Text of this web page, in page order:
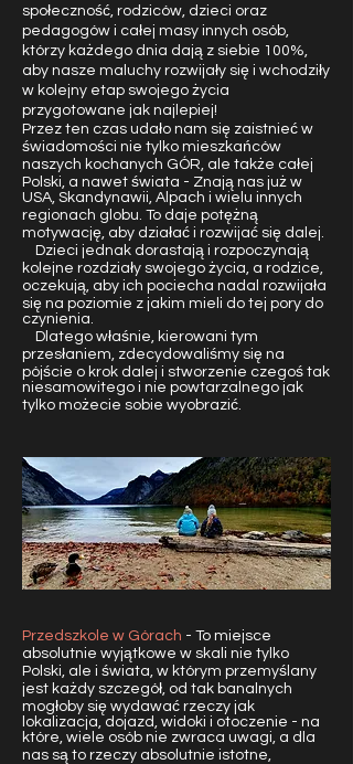
społeczność, rodziców, dzieci oraz
pedagogów i całej masy innych osób,
którzy każdego dnia dają z siebie 100%,
aby nasze maluchy rozwijały się i wchodziły
w kolejny etap swojego życia
przygotowane jak najlepiej!
Przez ten czas udało nam się zaistnieć w
świadomości nie tylko mieszkańców
naszych kochanych GÓR, ale także całej
Polski, a nawet świata - Znają nas już w
USA, Skandynawii, Alpach i wielu innych
regionach globu. To daje potężną
motywację, aby działać i rozwijać się dalej.
Dzieci jednak dorastają i rozpoczynają
kolejne rozdziały swojego życia, a rodzice,
oczekują, aby ich pociecha nadal rozwijała
się na poziomie z jakim mieli do tej pory do
czynienia.
Dlatego właśnie, kierowani tym
przesłaniem, zdecydowaliśmy się na
pójście o krok dalej i stworzenie czegoś tak
niesamowitego i nie powtarzalnego jak
tylko możecie sobie wyobrazić.
Przedszkole w Górach - To miejsce
absolutnie wyjątkowe w skali nie tylko
Polski, ale i świata, w którym przemyślany
jest każdy szczegół, od tak banalnych
mogłoby się wydawać rzeczy jak
lokalizacja, dojazd, widoki i otoczenie - na
które, wiele osób nie zwraca uwagi, a dla
nas są to rzeczy absolutnie istotne,